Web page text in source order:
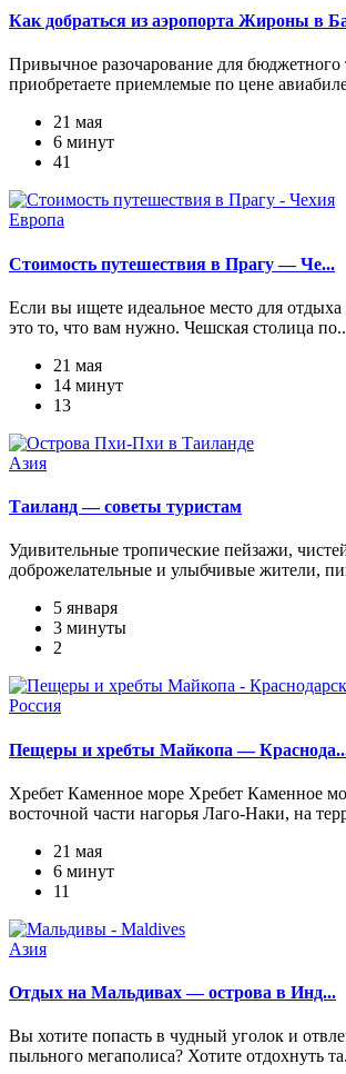
Как добраться из аэропорта Жироны в
Привычное разочарование для бюджетного
приобретаете приемлемые по цене
21 мая
6 минут
41
Европа
Стоимость путешествия в Прагу — Че...
Если вы ищете идеальное место для отдыха
это то, что вам нужно. Чешская столица
21 мая
14 минут
13
Азия
Таиланд — советы туристам
Удивительные тропические пейзажи,
доброжелательные и улыбчивые жители,
5 января
3 минуты
2
Россия
Пещеры и хребты Майкопа —
Хребет Каменное море Хребет Каменное
восточной части нагорья Лаго-Наки, на
21 мая
6 минут
11
Азия
Отдых на Мальдивах — острова в Инд...
Вы хотите попасть в чудный уголок и
пыльного мегаполиса? Хотите отдохнуть